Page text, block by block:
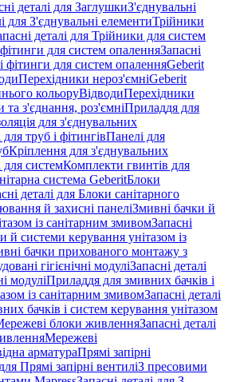
деталі для ЗаглушкиЗ'єднувальні
для З'єднувальні елементиТрійники
деталі для Трійники для систем
для систем опаленняЗапасні
фітинги для систем опаленняGeberit
Перехідники нероз'ємніGeberit
кольоруВідводиПерехідники
та з'єднання, роз'ємніПриладдя для
для з'єднувальних
труб і фітингівПанелі для
Кріплення для з'єднувальних
системКомплекти гвинтів для
система GeberitБлоки
деталі для Блоки санітарного
й захисні панеліЗмивні бачки й
із санітарним змивомЗапасні
й системи керування унітазом із
бачки прихованого монтажу з
гігієнічні модуліЗапасні деталі
модуліПриладдя для змивних бачків і
із санітарним змивомЗапасні деталі
бачків і систем керування унітазом
блоки живленняЗапасні деталі
Мережеві
арматураПрямі запірні
Прямі запірні вентиліЗ пресовими